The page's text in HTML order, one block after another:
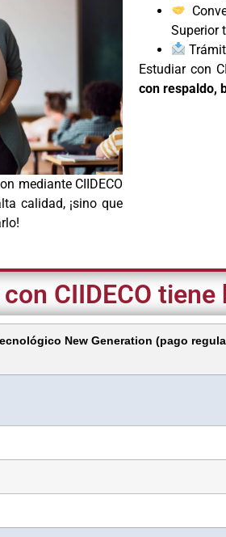
mediante CIIDECO
calidad, ¡sino que
Superior
Estudiar con
con respaldo,
CIIDECO
New Generation (pago